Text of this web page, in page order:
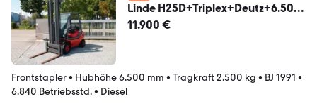
Linde H25D+Triplex+Deutz+6.50m
Hubhöhe
11.900 €
Frontstapler• Hubhöhe 6.500 mm • Tragkraft 2.500 kg • BJ 1991 •
6.840 Betriebsstd.• Diesel